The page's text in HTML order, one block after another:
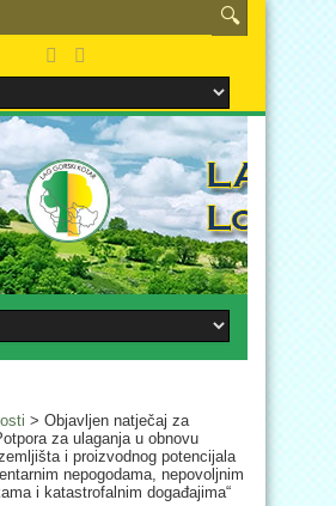
> Objavljen natječaj za
za ulaganja u obnovu
i proizvodnog potencijala
nepogodama, nepovoljnim
i katastrofalnim događajima“